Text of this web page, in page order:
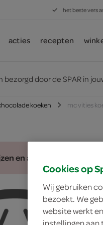
het beste vers
acties recepten
door de SPAR in
koeken mc vities
en assortiment
Cookies op
Wij gebruiken
bezoekt. We
website werkt